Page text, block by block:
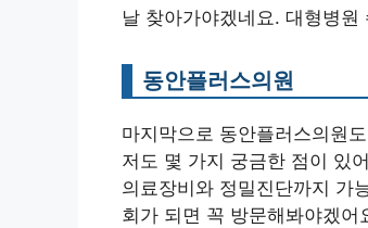
날 찾아가야겠네요. 대형병
동안플러스의원
마지막으로 동안플러스의원
저도 몇 가지 궁금한 점이 있
의료장비와 정밀진단까지 가
회가 되면 꼭 방문해봐야겠어